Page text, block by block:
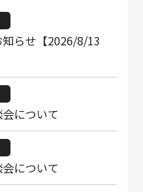
らせ【2026/8/13
について
について